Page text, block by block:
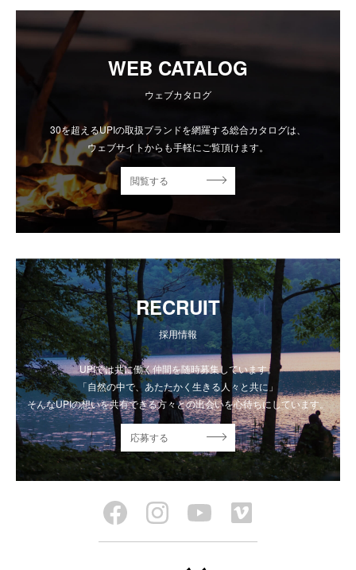
WEB CATALOG
ウェブカタログ
30を超えるUPIの取扱ブランドを網羅する総合カタログは、
ウェブサイトからも手軽にご覧頂けます。
閲覧する
RECRUIT
採用情報
UPIでは共に働く仲間を随時募集しています。
「自然の中で、あたたかく生きる人々と共に」
そんなUPIの想いを共有できる方々との出会いを心待ちにしています。
応募する